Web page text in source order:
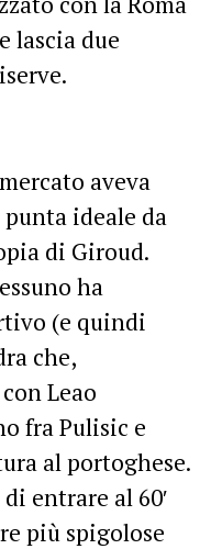
lascia due
aveva
ideale da
di Giroud.
ha
(e quindi
che,
Leao
fra Pulisic e
al portoghese.
entrare al 60′
più spigolose